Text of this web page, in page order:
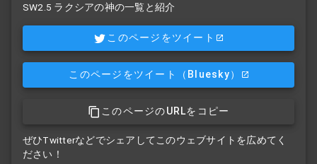
SW2.5 ラクシアの神の一覧と紹介
このページをツイート
このページをツイート （Bluesky）
このページのURLをコピー
ぜひTwitterなどでシェアしてこのウェブサイトを広めてく
ださい！